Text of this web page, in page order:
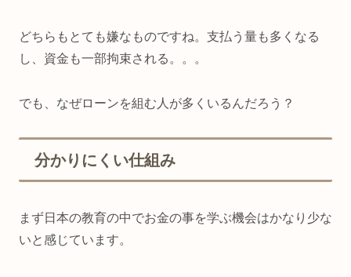
どちらもとても嫌なものですね。支払う量も多くなる
し、資金も一部拘束される。。。
でも、なぜローンを組む人が多くいるんだろう？
分かりにくい仕組み
まず日本の教育の中でお金の事を学ぶ機会はかなり少な
いと感じています。